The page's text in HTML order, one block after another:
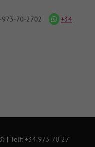
973-70-2702
icona
whatsapp
+34
© | Telf: +34 973 70 27